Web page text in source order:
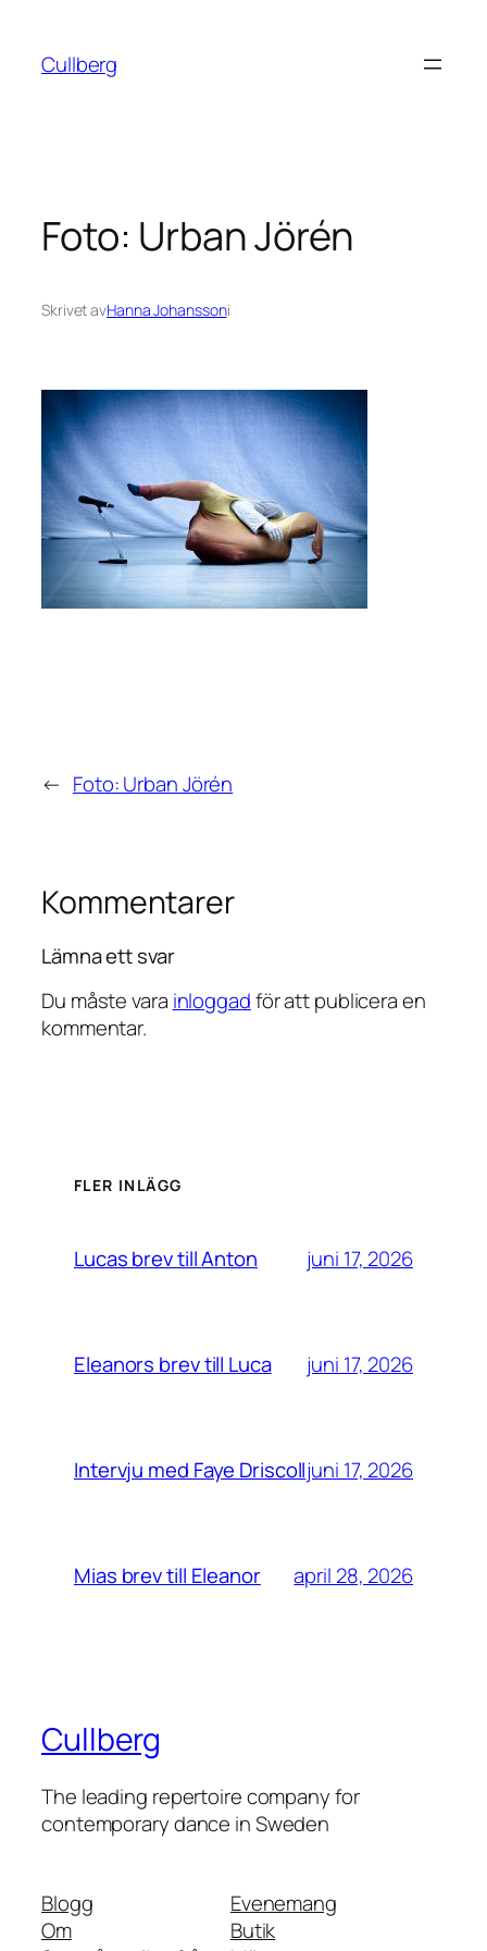
innehåll
Cullberg
Foto: Urban Jörén
Skrivet avHanna Johanssoni
← Foto: Urban Jörén
Kommentarer
Lämna ett svar
Du måste vara inloggadför att publicera en
kommentar.
FLER INLÄGG
Lucas brev till Anton juni 17, 2026
Eleanors brev till Luca juni 17, 2026
Intervju med Faye Driscolljuni 17, 2026
Mias brev till Eleanor april 28, 2026
Cullberg
The leading repertoire company for
contemporary dance in Sweden
Blogg
Om
Evenemang
Butik